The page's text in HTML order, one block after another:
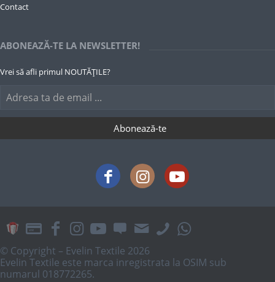
Contact
ABONEAZĂ-TE LA NEWSLETTER!
Vrei să afli primul NOUTĂȚILE?
© Copyright – Evelin Textile 2026
Evelin Textile este marca inregistrata la OSIM sub
numarul 018772265.